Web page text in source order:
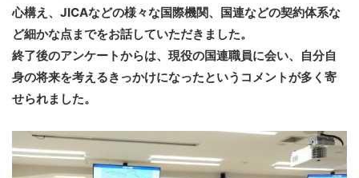
心構え、JICAなどの様々な国際機関、国連などの契約体系な
ど細かな点までをお話していただきました。
終了後のアンケートからは、現役の国連職員に会い、自分自
身の将来を考えるきっかけになったというコメントが多く寄
せられました。